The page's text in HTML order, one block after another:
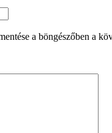
a böngészőben a